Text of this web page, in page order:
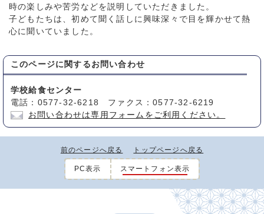
時の楽しみや苦労などを説明していただきました。
子どもたちは、初めて聞く話しに興味深々で目を輝かせて熱
心に聞いていました。
このページに関する お問い合わせ
学校給食センター
電話：0577-32-6218 ファクス：0577-32-6219
お問い合わせは専用フォームをご利用ください。
前のページへ戻る トップページへ戻る
PC表示 スマートフォン表示